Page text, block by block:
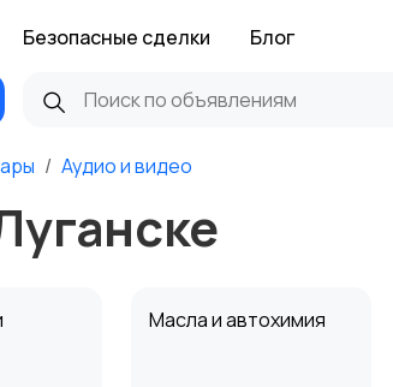
Безопасные сделки Блог
Аудио и видео
Масла и автохимия